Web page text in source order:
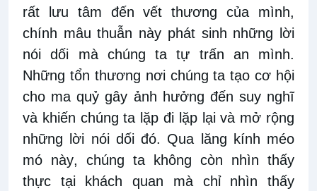
rất lưu tâm đến vết thương của mình,
chính mâu thuẫn này phátsinh những lời
nói dối mà chúng ta tự trấn an mình.
Những tổn thương nơi chúng ta tạo cơ hội
cho ma quỷ gây ảnh hưởng đến suy nghĩ
và khiến chúng ta lặp đi lặp lại và mở rộng
những lời nói dối đó. Qua lăng kính méo
mó này, chúng ta không còn nhìn thấy
thực tại khách quan mà chỉ nhìn thấy